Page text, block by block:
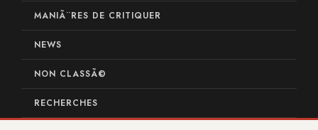
MANIÃ¨RES DE CRITIQUER
NEWS
NON CLASSÃ©
RECHERCHES